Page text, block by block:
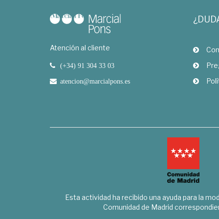
Atención al cliente
(+34) 91 304 33 03
atencion@marcialpons.es
Esta actividad ha recibido una ayuda para la
Comunidad de Madrid